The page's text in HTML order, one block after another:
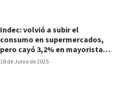
18 de Junio de 2025
Indec: volvió a subir el
consumo en supermercados,
pero cayó 3,2% en mayoristas
durante abril